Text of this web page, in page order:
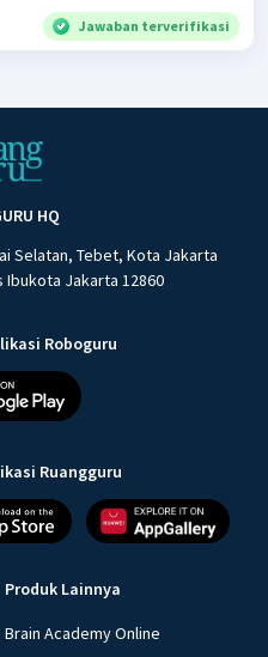
Jawaban terverifikasi
HQ
Selatan, Tebet, Kota Jakarta
Ibukota Jakarta 12860
Roboguru
Ruangguru
Produk Lainnya
Brain Academy Online